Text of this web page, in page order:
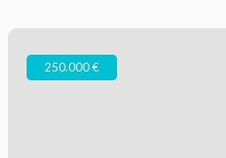
250.000 €